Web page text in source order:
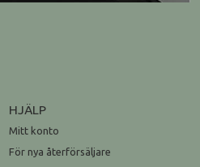
HJÄLP
Mitt konto
För nya återförsäljare